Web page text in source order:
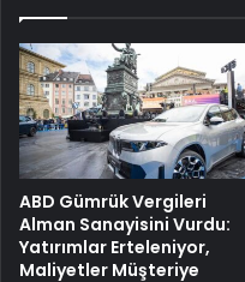
ABD Gümrük Vergileri
Alman Sanayisini Vurdu:
Yatırımlar Erteleniyor,
Maliyetler Müşteriye